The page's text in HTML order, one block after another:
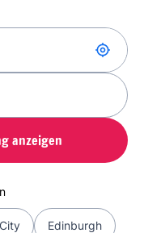
anzeigen
Edinburgh